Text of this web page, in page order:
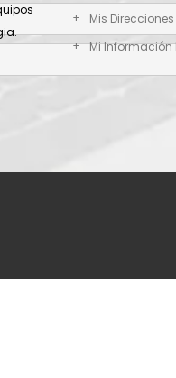
Mis Direcciones
Mi Información